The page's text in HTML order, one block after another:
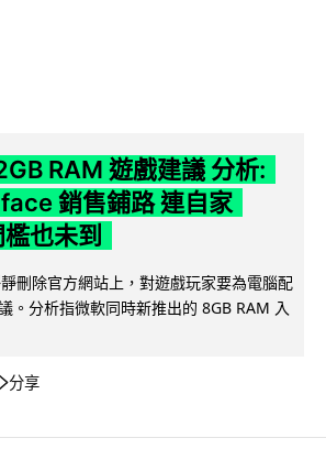
RAM 遊戲建議 分析:
銷售鋪路 連自家
也未到
刪除官方網站上，對遊戲玩家要為電腦配
。分析指微軟同時新推出的 8GB RAM 入
分享